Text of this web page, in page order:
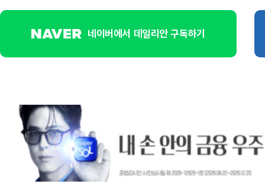
네이버에서 데일리안 구독하기